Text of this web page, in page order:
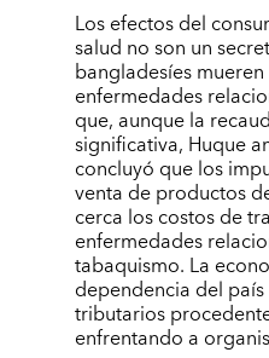
Los efectos del
salud no son un
bangladesíes
enfermedades
que, aunque la
significativa, Huque
concluyó que los
venta de productos
cerca los costos de
enfermedades
tabaquismo. La
dependencia del
tributarios
enfrentando a